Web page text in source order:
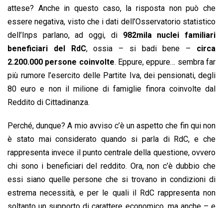
attese? Anche in questo caso, la risposta non può che
essere negativa, visto che i dati dell’Osservatorio statistico
dell’Inps parlano, ad oggi, di 982mila nuclei familiari
beneficiari del RdC, ossia – si badi bene – circa
2.200.000 persone coinvolte. Eppure, eppure… sembra far
più rumore l’esercito delle Partite Iva, dei pensionati, degli
80 euro e non il milione di famiglie finora coinvolte dal
Reddito di Cittadinanza.
Perché, dunque? A mio avviso c’è un aspetto che fin qui non
è stato mai considerato quando si parla di RdC, e che
rappresenta invece il punto centrale della questione, ovvero
chi sono i beneficiari del reddito. Ora, non c’è dubbio che
essi siano quelle persone che si trovano in condizioni di
estrema necessità, e per le quali il RdC rappresenta non